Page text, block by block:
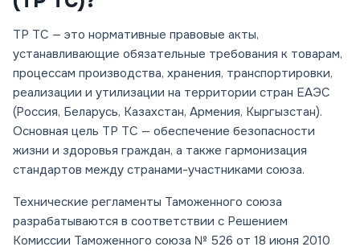
ТР ТС — это нормативные правовые акты,
устанавливающие обязательные требования к товарам,
процессам производства, хранения, транспортировки,
реализации и утилизации на территории стран ЕАЭС
(Россия, Беларусь, Казахстан, Армения, Кыргызстан).
Основная цель ТР ТС — обеспечение безопасности
жизни и здоровья граждан, а также гармонизация
стандартов между странами-участниками союза.
Технические регламенты Таможенного союза
разрабатываются в соответствии с Решением
Комиссии Таможенного союза № 526 от 18 июня 2010